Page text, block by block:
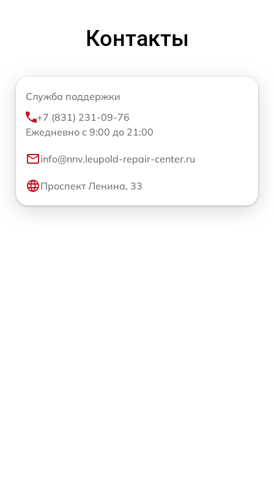
Контакты
Служба поддержки
+7 (831) 231-09-76
Ежедневно с 9:00 до 21:00
info@nnv.leupold-repair-center.ru
Проспект Ленина, 33